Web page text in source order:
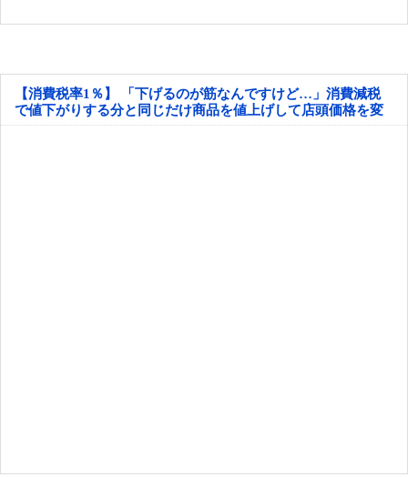
【消費税率1％】 「下げるのが筋なんですけど…」消費減税
で値下がりする分と同じだけ商品を値上げして店頭価格を変
えない店も